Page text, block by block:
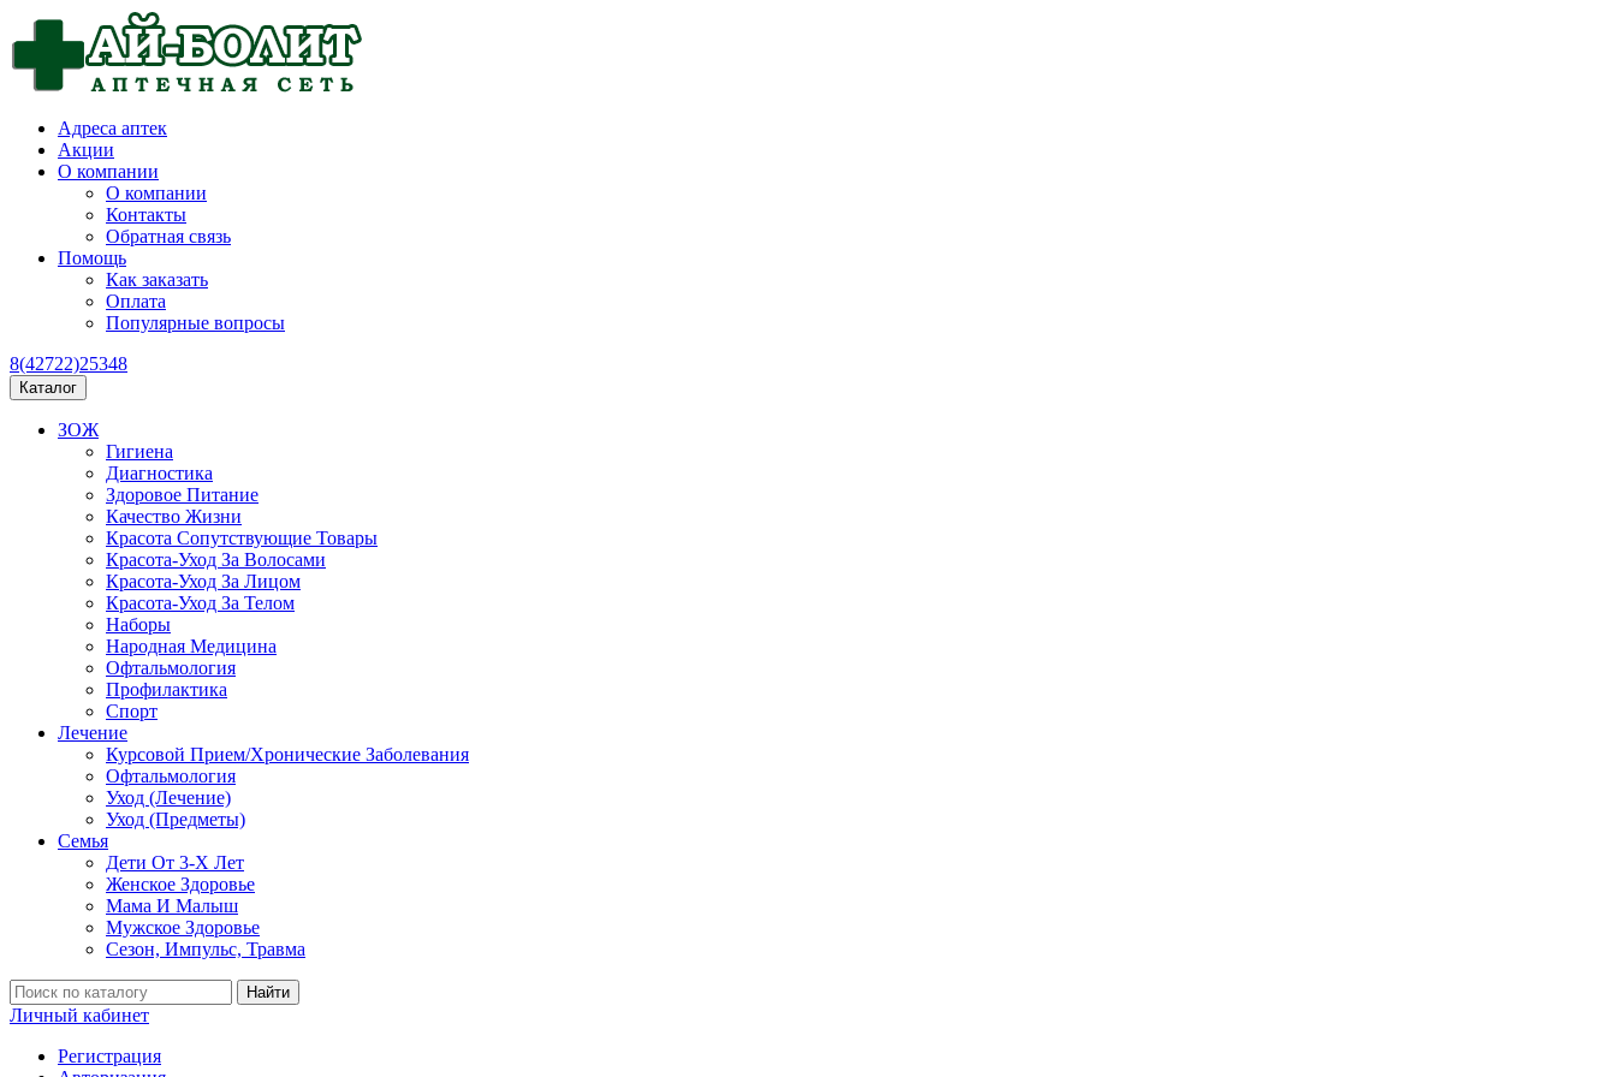
Адреса аптек
Акции
О компании
О компании
Контакты
Обратная связь
Помощь
Как заказать
Оплата
Популярные вопросы
8(42722)25348
Каталог
ЗОЖ
Гигиена
Диагностика
Здоровое Питание
Качество Жизни
Красота Сопутствующие Товары
Красота-Уход За Волосами
Красота-Уход За Лицом
Красота-Уход За Телом
Наборы
Народная Медицина
Офтальмология
Профилактика
Спорт
Лечение
Курсовой Прием/Хронические Заболевания
Офтальмология
Уход (Лечение)
Уход (Предметы)
Семья
Дети От 3-Х Лет
Женское Здоровье
Мама И Малыш
Мужское Здоровье
Сезон, Импульс, Травма
Найти
Личный кабинет
Регистрация